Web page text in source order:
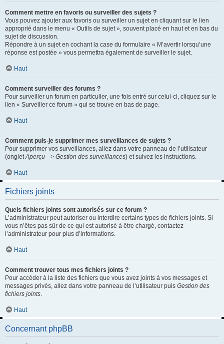
Comment mettre en favoris ou surveiller des sujets ?
Vous pouvez ajouter aux favoris ou surveiller un sujet en cliquant sur le lien
approprié dans le menu « Outils de sujet », souvent placé en haut et en bas du
sujet de discussion.
Répondre à un sujet en cochant la case du formulaire « M’avertir lorsqu’une
réponse est postée » vous permettra également de surveiller le sujet.
Haut
Comment surveiller des forums ?
Pour surveiller un forum en particulier, une fois entré sur celui-ci, cliquez sur le
lien « Surveiller ce forum » qui se trouve en bas de page.
Haut
Comment puis-je supprimer mes surveillances de sujets ?
Pour supprimer vos surveillances, allez dans votre panneau de l’utilisateur
(onglet Aperçu --> Gestion des surveillances) et suivez les instructions.
Haut
Fichiers joints
Quels fichiers joints sont autorisés sur ce forum ?
L’administrateur peut autoriser ou interdire certains types de fichiers joints. Si
vous n’êtes pas sûr de ce qui est autorisé à être chargé, contactez
l’administrateur pour plus d’informations.
Haut
Comment trouver tous mes fichiers joints ?
Pour accéder à la liste des fichiers que vous avez joints à vos messages et
messages privés, allez dans votre panneau de l’utilisateur puis Gestion des
fichiers joints
Haut
Concernant phpBB